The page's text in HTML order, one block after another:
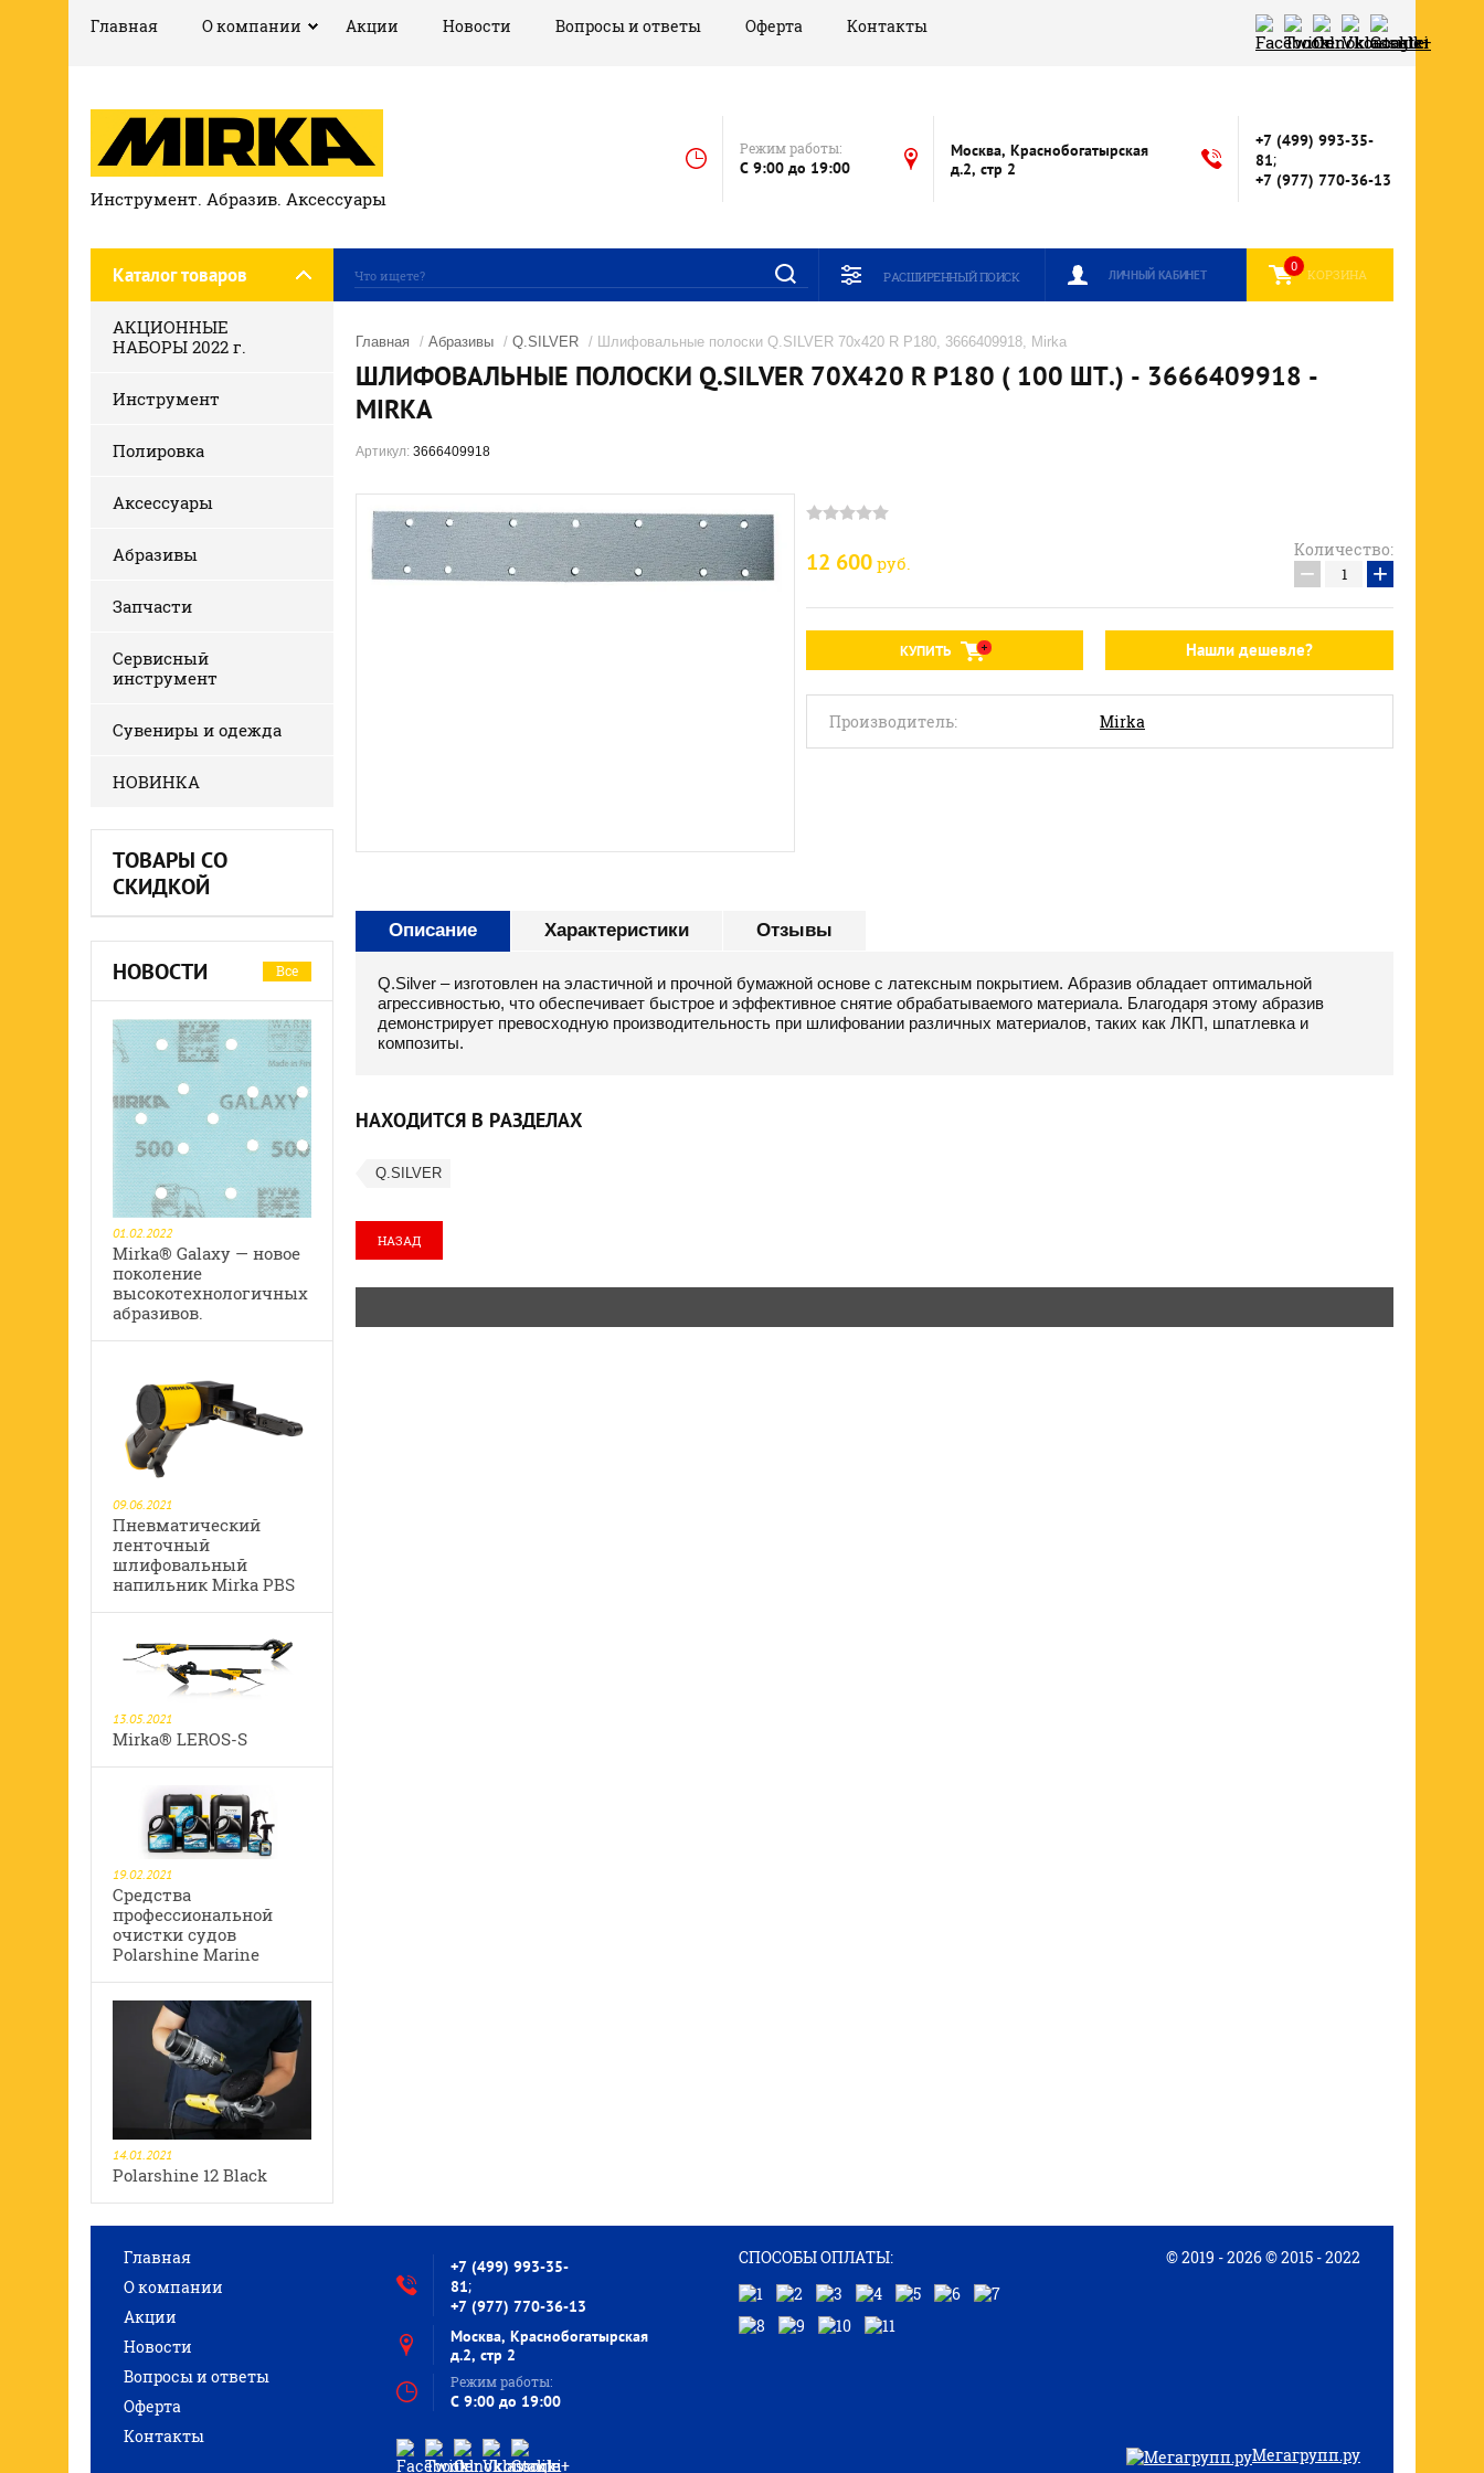
Главная О компании Акции Новости Вопросы и ответы Оферта Контакты
Инструмент. Абразив. Аксессуары
Режим работы:
C 9:00 до 19:00
Москва, Краснобогатырская
д.2, стр 2
+7 (499) 993-35-
81;
+7 (977) 770-36-13
Каталог товаров КОРЗИНА
0
ЛИЧНЫЙ КАБИНЕТ
РАСШИРЕННЫЙ ПОИСК
АКЦИОННЫЕ
НАБОРЫ 2022 г.
Инструмент
Полировка
Аксессуары
Абразивы
Запчасти
Сервисный
инструмент
Сувениры и одежда
НОВИНКА
ТОВАРЫ СО
СКИДКОЙ
НОВОСТИ Все
01.02.2022
Mirka® Galaxy — новое
поколение
высокотехнологичных
абразивов.
09.06.2021
Пневматический
ленточный
шлифовальный
напильник Mirka PBS
13.05.2021
Mirka® LEROS-S
19.02.2021
Средства
профессиональной
очистки судов
Polarshine Marine
14.01.2021
Polarshine 12 Black
Главная / Абразивы / Q.SILVER / Шлифовальные полоски Q.SILVER 70x420 R P180, 3666409918, Mirka
ШЛИФОВАЛЬНЫЕ ПОЛОСКИ Q.SILVER 70X420 R P180 ( 100 ШТ.) - 3666409918 -
MIRKA
Артикул: 3666409918
12 600 руб.
Количество:
− +
КУПИТЬ Нашли дешевле?
Производитель: Mirka
Описание Характеристики Отзывы
Q.Silver – изготовлен на эластичной и прочной бумажной основе с латексным покрытием. Абразив обладает оптимальной
агрессивностью, что обеспечивает быстрое и эффективное снятие обрабатываемого материала. Благодаря этому абразив
демонстрирует превосходную производительность при шлифовании различных материалов, таких как ЛКП, шпатлевка и
композиты.
НАХОДИТСЯ В РАЗДЕЛАХ
Q.SILVER
НАЗАД
Главная
О компании
Акции
Новости
Вопросы и ответы
Оферта
Контакты
+7 (499) 993-35-
81;
+7 (977) 770-36-13
Москва, Краснобогатырская
д.2, стр 2
Режим работы:
C 9:00 до 19:00
СПОСОБЫ ОПЛАТЫ: © 2019 - 2026 © 2015 - 2022
Мегагрупп.ру